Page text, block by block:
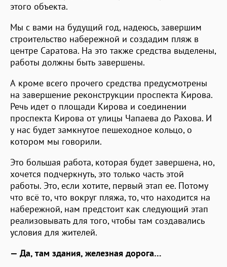
этого объекта.
Мы с вами на будущий год, надеюсь, завершим
строительство набережной и создадим пляж в
центре Саратова. На это также средства выделены,
работы должны быть завершены.
А кроме всего прочего средства предусмотрены
на завершение реконструкции проспекта Кирова.
Речь идет о площади Кирова и соединении
проспекта Кирова от улицы Чапаева до Рахова. И
у нас будет замкнутое пешеходное кольцо, о
котором мы говорили.
Это большая работа, которая будет завершена, но,
хочется подчеркнуть, это только часть этой
работы. Это, если хотите, первый этап ее. Потому
что всё то, что вокруг пляжа, то, что находится на
набережной, нам предстоит как следующий этап
реализовывать для того, чтобы там создавались
условия для жителей.
— Да, там здания, железная дорога…